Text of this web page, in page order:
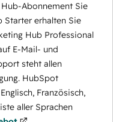
Abonnement Sie
Starter erhalten Sie
Hub Professional
E-Mail- und
steht allen
HubSpot
Französisch,
aller Sprachen